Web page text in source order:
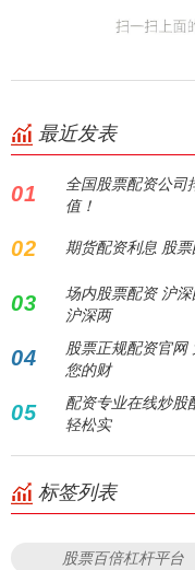
最近发表
01
全国股票配资公
值！
02 期货配资利息 股
03
场内股票配资 沪
沪深两
04
股票正规配资官网
您的财
05
配资专业在线炒股
轻松实
标签列表
股票百倍杠杆平台